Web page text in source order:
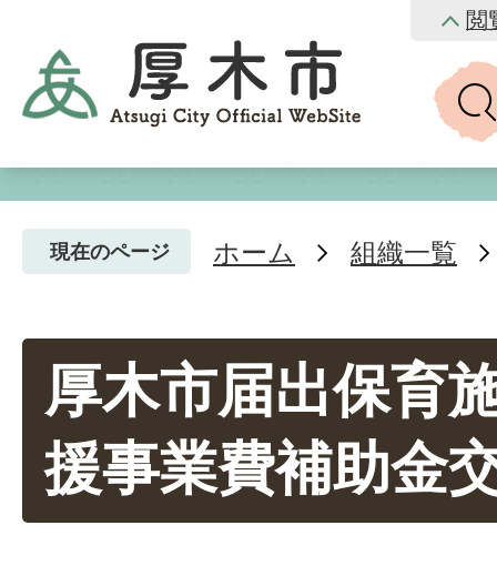
閲
現在のページ ホーム 組織一覧
厚木市届出保育
援事業費補助金